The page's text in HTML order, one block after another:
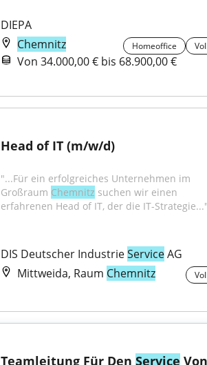
DIEPA
Chemnitz
Homeoffice
Von 34.000,00 € bis 68.900,00 €
Head of IT (m/w/d)
"...Für ein erfolgreiches Unternehmen im
Großraum Chemnitz suchen wir einen
erfahrenen Head of IT, der die IT-Strategie..."
DIS Deutscher Industrie Service AG
Mittweida, Raum Chemnitz
Teamleitung Für Den Service Von